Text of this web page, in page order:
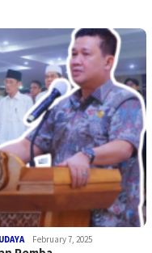
February 7, 2025